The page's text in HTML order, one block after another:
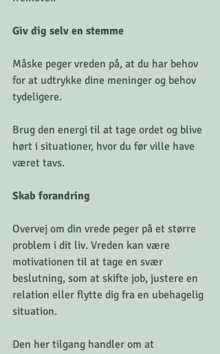
Giv dig selv en stemme
Måske peger vreden på, at du har behov
for at udtrykke dine meninger og behov
tydeligere.
Brug den energi til at tage ordet og blive
hørt i situationer, hvor du før ville have
været tavs.
Skab forandring
Overvej om din vrede peger på et større
problem i dit liv. Vreden kan være
motivationen til at tage en svær
beslutning, som at skifte job, justere en
relation eller flytte dig fra en ubehagelig
situation.
Den her tilgang handler om at